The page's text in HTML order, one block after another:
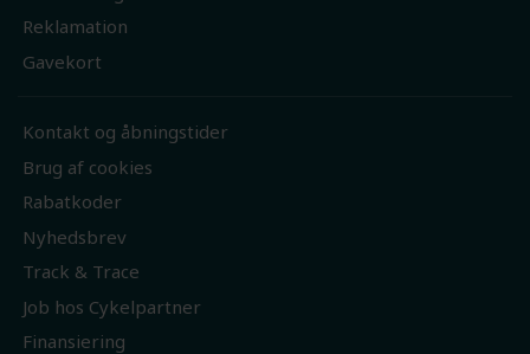
Reklamation
Gavekort
Kontakt og åbningstider
Brug af cookies
Rabatkoder
Nyhedsbrev
Track & Trace
Job hos Cykelpartner
Finansiering